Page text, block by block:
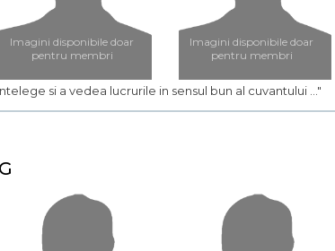
Imagini disponibile doar
pentru membri
Imagini disponibile doar
pentru membri
si a vedea lucrurile in sensul bun al cuvantului ..."